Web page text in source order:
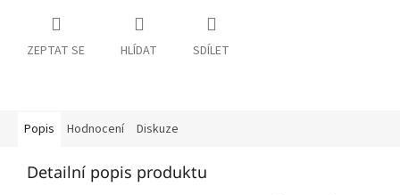
ZEPTAT SE HLÍDAT SDÍLET
Popis Hodnocení Diskuze
Detailní popis produktu